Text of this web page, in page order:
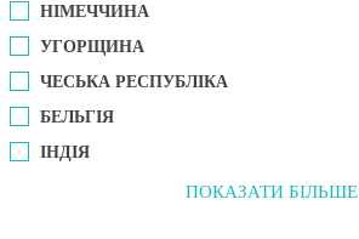
НІМЕЧЧИНА
УГОРЩИНА
ЧЕСЬКА РЕСПУБЛІКА
БЕЛЬГІЯ
ІНДІЯ
ПОКАЗАТИ БІЛЬШЕ